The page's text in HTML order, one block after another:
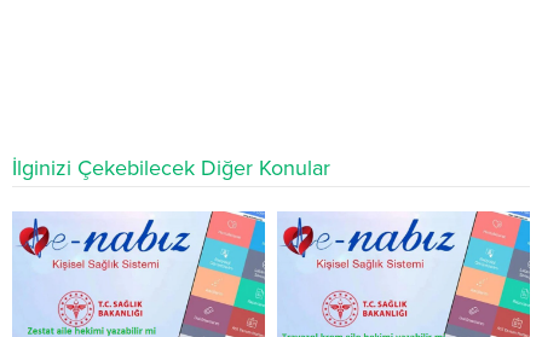
İlginizi Çekebilecek Diğer Konular